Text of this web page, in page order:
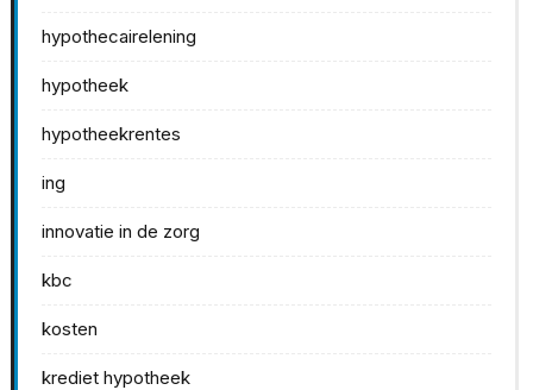
hypothecairelening
hypotheek
hypotheekrentes
ing
innovatie in de zorg
kbc
kosten
krediet hypotheek